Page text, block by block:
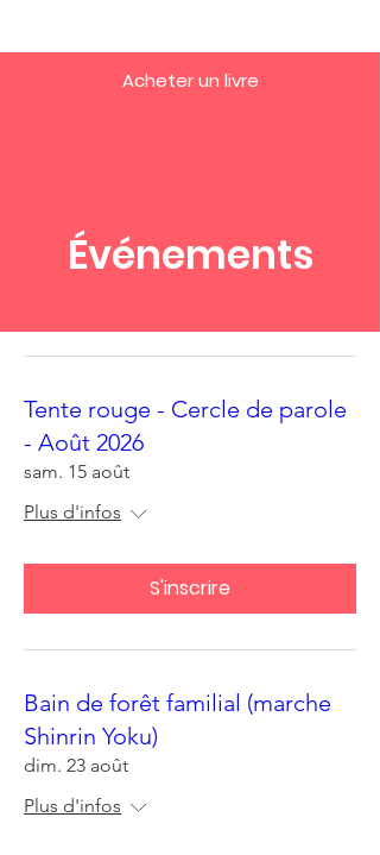
Acheter un livre
Événements
Tente rouge - Cercle de parole
- Août 2026
sam. 15 août
Plus d'infos
S'inscrire
Bain de forêt familial (marche
Shinrin Yoku)
dim. 23 août
Plus d'infos